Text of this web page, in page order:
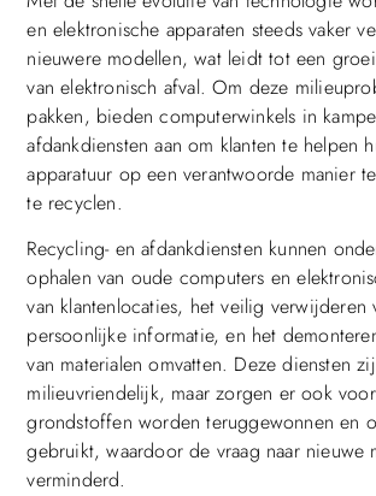
en elektronische apparaten steeds vaker
nieuwere modellen, wat leidt tot een
van elektronisch afval. Om deze
pakken, bieden computerwinkels in
afdankdiensten aan om klanten te helpen
apparatuur op een verantwoorde manier
te recyclen.
Recycling- en afdankdiensten kunnen
ophalen van oude computers en
van klantenlocaties, het veilig verwijderen
persoonlijke informatie, en het
van materialen omvatten. Deze diensten
milieuvriendelijk, maar zorgen er ook
grondstoffen worden teruggewonnen en
gebruikt, waardoor de vraag naar nieuwe
verminderd.